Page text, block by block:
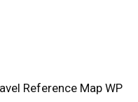
Reference Map WP